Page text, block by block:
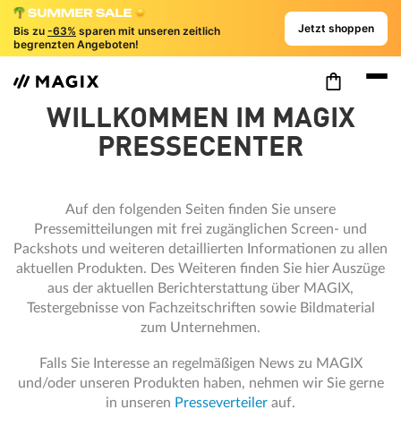
Bis zu -63% sparen mit unseren zeitlich
begrenzten Angeboten!
Jetzt shoppen
WILLKOMMEN IM MAGIX
PRESSECENTER
Auf den folgenden Seiten finden Sie unsere
Pressemitteilungen mit frei zugänglichen Screen- und
Packshots und weiteren detaillierten Informationen zu allen
aktuellen Produkten. Des Weiteren finden Sie hier Auszüge
aus der aktuellen Berichterstattung über MAGIX,
Testergebnisse von Fachzeitschriften sowie Bildmaterial
zum Unternehmen.
Falls Sie Interesse an regelmäßigen News zu MAGIX
und/oder unseren Produkten haben, nehmen wir Sie gerne
in unseren Presseverteiler auf.